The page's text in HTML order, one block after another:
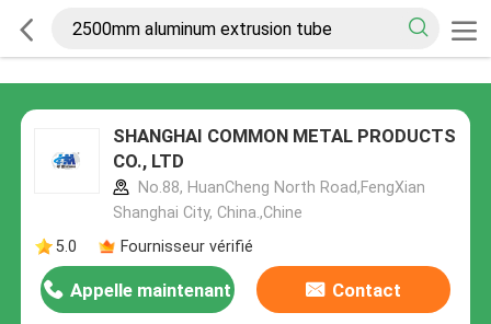
SHANGHAI COMMON METAL PRODUCTS
CO., LTD
No.88, HuanCheng North Road,FengXian
Shanghai City, China.,Chine
5.0
Fournisseur vérifié
Appelle maintenant Contact